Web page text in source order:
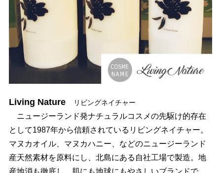
Living Nature リビングネイチャー
ニュージーランド発ナチュラルコスメの先駆け的存在
として1987年から信頼されているリビングネイチャー。
マヌカオイル、マヌカハニー、などのニュージーランド
産天然素材を原料にし、北島にある自社工場で製造。地
産地消も徹底し、肌にも地球にもやさしいブランドで